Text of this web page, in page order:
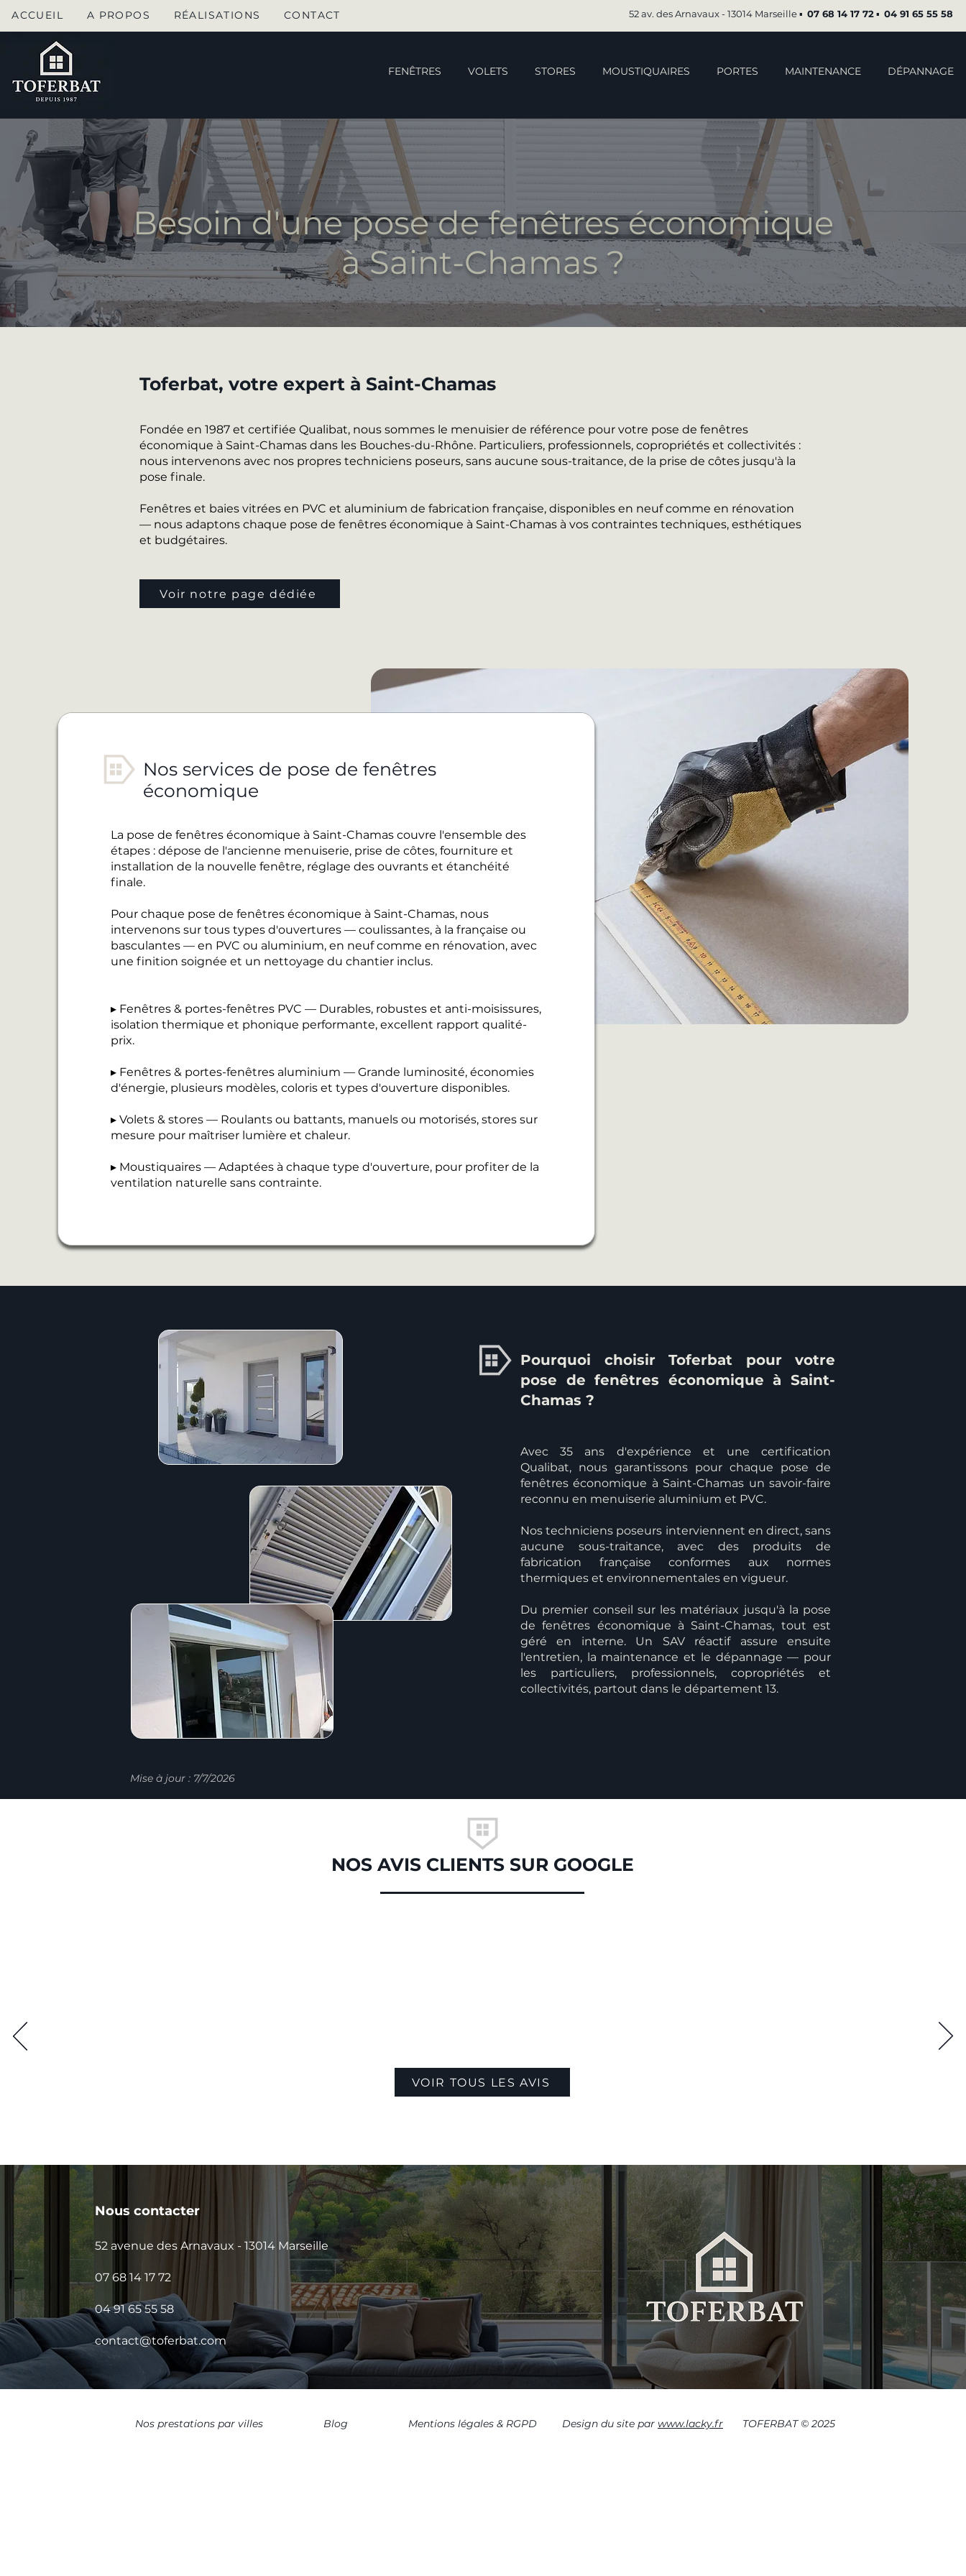
ACCUEIL A PROPOS RÉALISATIONS CONTACT 52 av. des Arnavaux - 13014 Marseille ▪︎ 07 68 14 17 72▪︎ 04 91 65 55 58
FENÊTRES VOLETS STORES MOUSTIQUAIRES PORTES MAINTENANCE DÉPANNAGE
Besoin d'une pose de fenêtres économique
à Saint-Chamas ?
Toferbat, votre expert à Saint-Chamas
Fondée en 1987 et certifiée Qualibat, nous sommes le menuisier de référence pour votre pose de fenêtres
économique à Saint-Chamas dans les Bouches-du-Rhône. Particuliers, professionnels, copropriétés et collectivités :
nous intervenons avec nos propres techniciens poseurs, sans aucune sous-traitance, de la prise de côtes jusqu'à la
pose finale.
Fenêtres et baies vitrées en PVC et aluminium de fabrication française, disponibles en neuf comme en rénovation
— nous adaptons chaque pose de fenêtres économique à Saint-Chamas à vos contraintes techniques, esthétiques
et budgétaires.
Voir notre page dédiée
Nos services de pose de fenêtres
économique
La pose de fenêtres économique à Saint-Chamas couvre l'ensemble des
étapes : dépose de l'ancienne menuiserie, prise de côtes, fourniture et
installation de la nouvelle fenêtre, réglage des ouvrants et étanchéité
finale.
Pour chaque pose de fenêtres économique à Saint-Chamas, nous
intervenons sur tous types d'ouvertures — coulissantes, à la française ou
basculantes — en PVC ou aluminium, en neuf comme en rénovation, avec
une finition soignée et un nettoyage du chantier inclus.
▸ Fenêtres & portes-fenêtres PVC — Durables, robustes et anti-moisissures,
isolation thermique et phonique performante, excellent rapport qualité-
prix.
▸ Fenêtres & portes-fenêtres aluminium — Grande luminosité, économies
d'énergie, plusieurs modèles, coloris et types d'ouverture disponibles.
▸ Volets & stores — Roulants ou battants, manuels ou motorisés, stores sur
mesure pour maîtriser lumière et chaleur.
▸ Moustiquaires — Adaptées à chaque type d'ouverture, pour profiter de la
ventilation naturelle sans contrainte.
Pourquoi choisir Toferbat pour votre
pose de fenêtres économique à Saint-
Chamas ?
Avec 35 ans d'expérience et une certification
Qualibat, nous garantissons pour chaque pose de
fenêtres économique à Saint-Chamas un savoir-faire
reconnu en menuiserie aluminium et PVC.
Nos techniciens poseurs interviennent en direct, sans
aucune sous-traitance, avec des produits de
fabrication française conformes aux normes
thermiques et environnementales en vigueur.
Du premier conseil sur les matériaux jusqu'à la pose
de fenêtres économique à Saint-Chamas, tout est
géré en interne. Un SAV réactif assure ensuite
l'entretien, la maintenance et le dépannage — pour
les particuliers, professionnels, copropriétés et
collectivités, partout dans le département 13.
Mise à jour : 7/7/2026
NOS AVIS CLIENTS SUR GOOGLE
VOIR TOUS LES AVIS
Nous contacter
52 avenue des Arnavaux - 13014 Marseille
07 68 14 17 72
04 91 65 55 58
contact@toferbat.com
Nos prestations par villes Blog Mentions légales & RGPD Design du site par www.lacky.fr TOFERBAT © 2025